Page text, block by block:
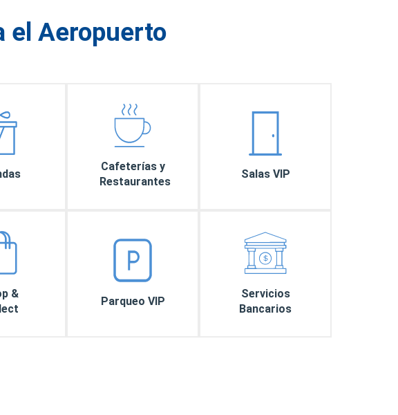
el Aeropuerto
Es una compañía proveedora de servicios de
telecomunicaciones en la…
Cafeterías y
Restaurantes
Salas VIP
&
Parqueo VIP
Servicios
Bancarios